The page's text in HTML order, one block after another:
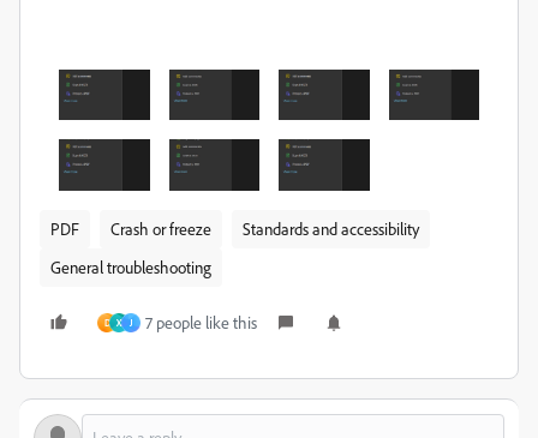
PDF Crash or freeze
Standards and accessibility
General troubleshooting
D X J 7 people like this